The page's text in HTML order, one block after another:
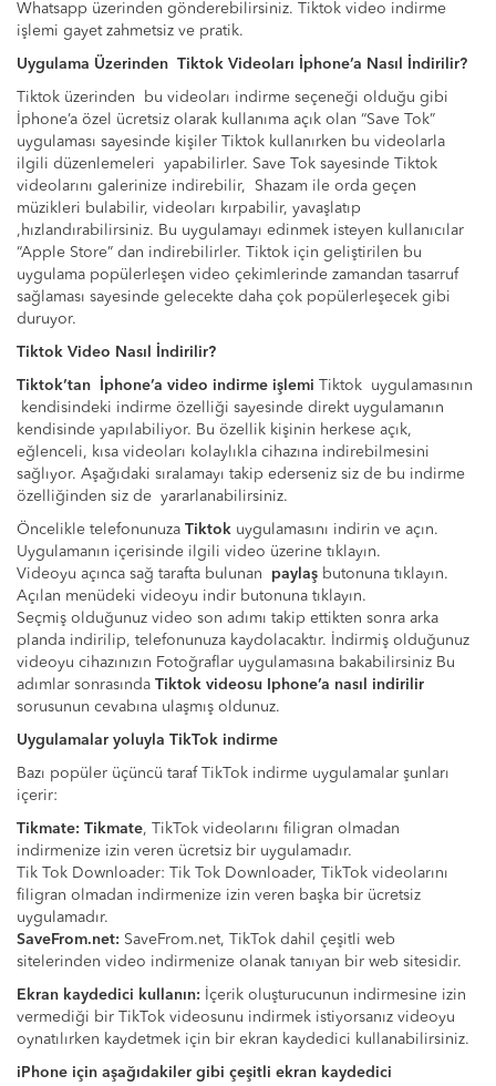
Whatsapp üzerinden gönderebilirsiniz. Tiktok video indirme
işlemi gayet zahmetsiz ve pratik.
Uygulama Üzerinden Tiktok Videoları İphone’a Nasıl İndirilir?
Tiktok üzerinden bu videoları indirme seçeneği olduğu gibi
İphone’a özel ücretsiz olarak kullanıma açık olan “Save Tok”
uygulaması sayesinde kişiler Tiktok kullanırken bu videolarla
ilgili düzenlemeleri yapabilirler. Save Tok sayesinde Tiktok
videolarını galerinize indirebilir, Shazam ile orda geçen
müzikleri bulabilir, videoları kırpabilir, yavaşlatıp
,hızlandırabilirsiniz. Bu uygulamayı edinmek isteyen kullanıcılar
“Apple Store” dan indirebilirler. Tiktok için geliştirilen bu
uygulama popülerleşen video çekimlerinde zamandan tasarruf
sağlaması sayesinde gelecekte daha çok popülerleşecek gibi
duruyor.
Tiktok Video Nasıl İndirilir?
Tiktok’tan İphone’a video indirme işlemi
Tiktok uygulamasının
kendisindeki indirme özelliği sayesinde direkt uygulamanın
kendisinde yapılabiliyor. Bu özellik kişinin herkese açık,
eğlenceli, kısa videoları kolaylıkla cihazına indirebilmesini
sağlıyor. Aşağıdaki sıralamayı takip ederseniz siz de bu indirme
özelliğinden siz de yararlanabilirsiniz.
Öncelikle telefonunuza Tiktok uygulamasını indirin ve açın.
Uygulamanın içerisinde ilgili video üzerine tıklayın.
Videoyu açınca sağ tarafta bulunan paylaş butonuna tıklayın.
Açılan menüdeki videoyu indir butonuna tıklayın.
Seçmiş olduğunuz video son adımı takip ettikten sonra arka
planda indirilip, telefonunuza kaydolacaktır. İndirmiş olduğunuz
videoyu cihazınızın Fotoğraflar uygulamasına bakabilirsiniz Bu
adımlar sonrasında Tiktok videosu Iphone’a nasıl indirilir
sorusunun cevabına ulaşmış oldunuz.
Uygulamalar yoluyla TikTok indirme
Bazı popüler üçüncü taraf TikTok indirme uygulamalar şunları
içerir:
Tikmate: Tikmate, TikTok videolarını filigran olmadan
indirmenize izin veren ücretsiz bir uygulamadır.
Tik Tok Downloader: Tik Tok Downloader, TikTok videolarını
filigran olmadan indirmenize izin veren başka bir ücretsiz
uygulamadır.
SaveFrom.net: SaveFrom.net, TikTok dahil çeşitli web
sitelerinden video indirmenize olanak tanıyan bir web sitesidir.
Ekran kaydedici kullanın: İçerik oluşturucunun indirmesine izin
vermediği bir TikTok videosunu indirmek istiyorsanız videoyu
oynatılırken kaydetmek için bir ekran kaydedici kullanabilirsiniz.
iPhone için aşağıdakiler gibi çeşitli ekran kaydedici